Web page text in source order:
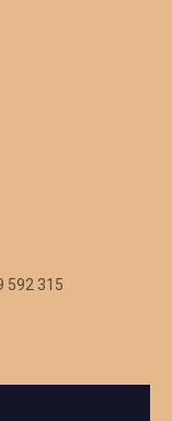
592 315